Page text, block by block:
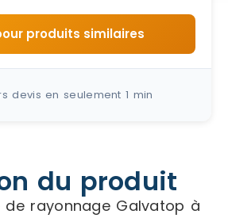
produits similaires
devis en seulement 1 min
du produit
de rayonnage Galvatop à